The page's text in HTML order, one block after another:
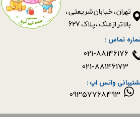
​​​​​​​تهران ، خیابان شریعتی ،
بالاتر از ملک ، پلاک 627​​​​​​​
09357768493
تماس :
واتس اپ :